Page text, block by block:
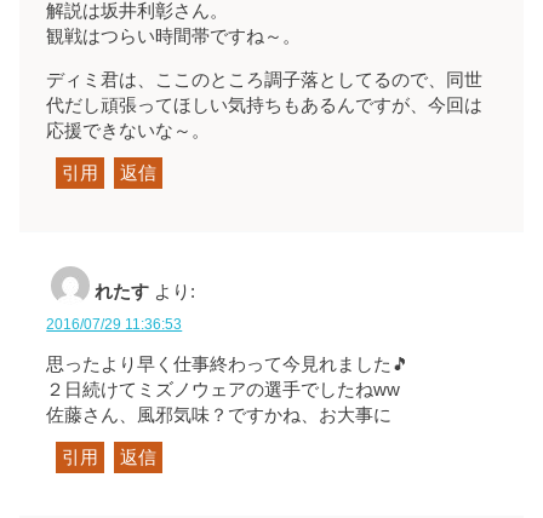
解説は坂井利彰さん。
観戦はつらい時間帯ですね～。
ディミ君は、ここのところ調子落としてるので、同世
代だし頑張ってほしい気持ちもあるんですが、今回は
応援できないな～。
引用 返信
れたす より:
2016/07/29 11:36:53
思ったより早く仕事終わって今見れました🎵
２日続けてミズノウェアの選手でしたねww
佐藤さん、風邪気味？ですかね、お大事に
引用 返信